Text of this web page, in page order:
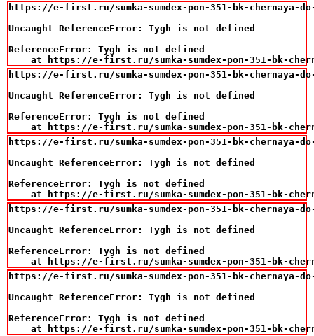
https://e-first.ru/sumka-sumdex-pon-351-bk-chernaya-do-
Uncaught ReferenceError: Tygh is not defined
ReferenceError: Tygh is not defined
at https://e-first.ru/sumka-sumdex-pon-351-bk-
https://e-first.ru/sumka-sumdex-pon-351-bk-chernaya-do-
Uncaught ReferenceError: Tygh is not defined
ReferenceError: Tygh is not defined
at https://e-first.ru/sumka-sumdex-pon-351-bk-
https://e-first.ru/sumka-sumdex-pon-351-bk-chernaya-do-
Uncaught ReferenceError: Tygh is not defined
ReferenceError: Tygh is not defined
at https://e-first.ru/sumka-sumdex-pon-351-bk-
https://e-first.ru/sumka-sumdex-pon-351-bk-chernaya-do-
Uncaught ReferenceError: Tygh is not defined
ReferenceError: Tygh is not defined
at https://e-first.ru/sumka-sumdex-pon-351-bk-
https://e-first.ru/sumka-sumdex-pon-351-bk-chernaya-do-
Uncaught ReferenceError: Tygh is not defined
ReferenceError: Tygh is not defined
at https://e-first.ru/sumka-sumdex-pon-351-bk-